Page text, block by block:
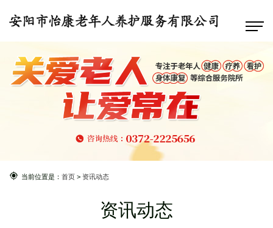
当前位置是： 首页> 资讯动态
资讯动态